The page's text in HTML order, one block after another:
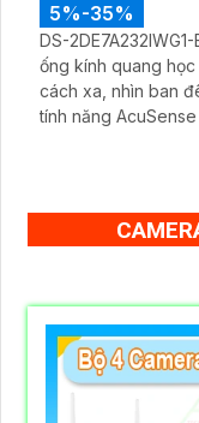
5%-35%
DS-
ống kính quang
cách xa, nhìn ban
tính năng